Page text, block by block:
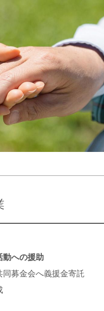
動への援助
同募金会へ義援金寄託